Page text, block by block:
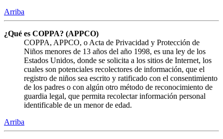
Arriba
¿Qué es COPPA? (APPCO)
COPPA, APPCO, o Acta de Privacidad y Protección de
Niños menores de 13 años del año 1998, es una ley de los
Estados Unidos, donde se solicita a los sitios de Internet, los
cuales son potenciales recolectores de información, que el
registro de niños sea escrito y ratificado con el consentimiento
de los padres o con algún otro método de reconocimiento de
guardia legal, que permita recolectar información personal
identificable de un menor de edad.
Arriba